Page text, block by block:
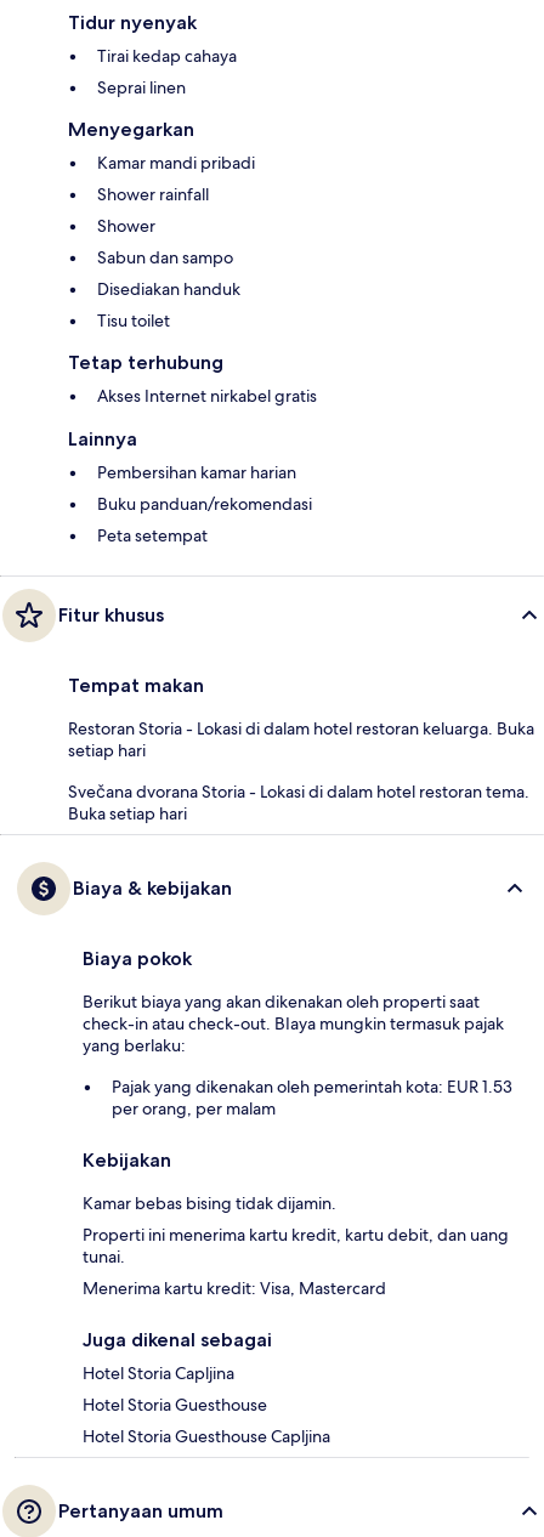
Tidur nyenyak
Tirai kedap cahaya
Seprai linen
Menyegarkan
Kamar mandi pribadi
Shower rainfall
Shower
Sabun dan sampo
Disediakan handuk
Tisu toilet
Tetap terhubung
Akses Internet nirkabel gratis
Lainnya
Pembersihan kamar harian
Buku panduan/rekomendasi
Peta setempat
Fitur khusus
Tempat makan
Restoran Storia - Lokasi di dalam hotel restoran keluarga. Buka
setiap hari
Svečana dvorana Storia - Lokasi di dalam hotel restoran tema.
Buka setiap hari
Biaya & kebijakan
Biaya pokok
Berikut biaya yang akan dikenakan oleh properti saat
check-in atau check-out. BIaya mungkin termasuk pajak
yang berlaku:
Pajak yang dikenakan oleh pemerintah kota: EUR 1.53
per orang, per malam
Kebijakan
Kamar bebas bising tidak dijamin.
Properti ini menerima kartu kredit, kartu debit, dan uang
tunai.
Menerima kartu kredit: Visa, Mastercard
Juga dikenal sebagai
Hotel Storia Capljina
Hotel Storia Guesthouse
Hotel Storia Guesthouse Capljina
Pertanyaan umum